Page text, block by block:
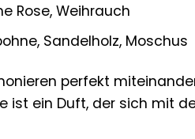
Rose, Weihrauch
Sandelholz, Moschus
perfekt
ist ein Duft, der sich mit